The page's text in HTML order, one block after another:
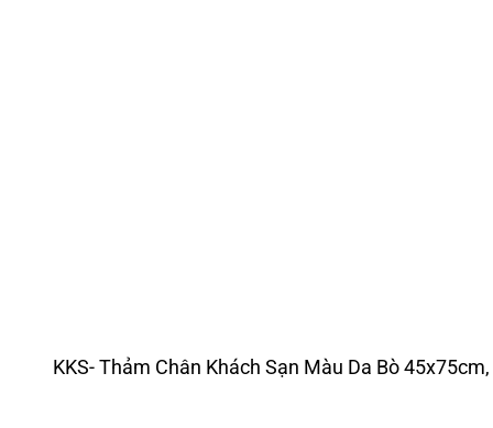
KKS- Thảm Chân Khách Sạn Màu Da Bò